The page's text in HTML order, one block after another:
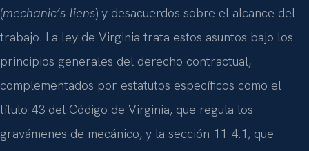
(mechanic’s liens) y desacuerdos sobre el alcance del
trabajo. La ley de Virginia trata estos asuntos bajo los
principios generales del derecho contractual,
complementados por estatutos específicos como el
título 43 del Código de Virginia, que regula los
gravámenes de mecánico, y la sección 11-4.1, que